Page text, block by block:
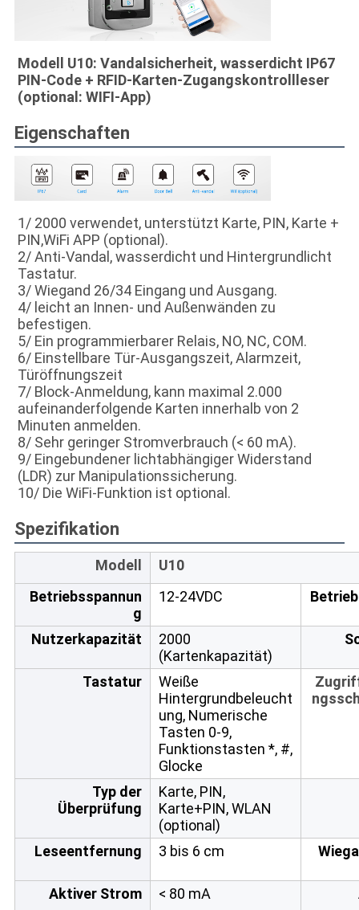
Modell U10: Vandalsicherheit, wasserdicht IP67
PIN-Code + RFID-Karten-Zugangskontrollleser
(optional: WIFI-App)
Eigenschaften
1/ 2000 verwendet, unterstützt Karte, PIN, Karte +
PIN,WiFi APP (optional).
2/ Anti-Vandal, wasserdicht und Hintergrundlicht
Tastatur.
3/ Wiegand 26/34 Eingang und Ausgang.
4/ leicht an Innen- und Außenwänden zu
befestigen.
5/ Ein programmierbarer Relais, NO, NC, COM.
6/ Einstellbare Tür-Ausgangszeit, Alarmzeit,
Türöffnungszeit
7/ Block-Anmeldung, kann maximal 2.000
aufeinanderfolgende Karten innerhalb von 2
Minuten anmelden.
8/ Sehr geringer Stromverbrauch (< 60 mA).
9/ Eingebundener lichtabhängiger Widerstand
(LDR) zur Manipulationssicherung.
10/ Die WiFi-Funktion ist optional.
Spezifikation
Modell
U10
Betriebsspannun
g
12-24VDC
Nutzerkapazität
2000
(Kartenkapazität)
Tastatur
Weiße
Hintergrundbeleucht
ung, Numerische
Tasten 0-9,
Funktionstasten *, #,
Glocke
Typ der
Überprüfung
Karte, PIN,
Karte+PIN, WLAN
(optional)
Leseentfernung
3 bis 6 cm
Aktiver Strom < 80 mA